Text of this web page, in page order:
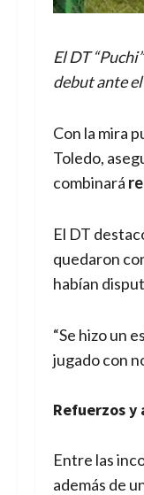
El DT
debut ante
Con la mira
Toledo,
combinará
El DT
quedaron
habían
“Se hizo un
jugado con
Refuerzos
Entre las
además de